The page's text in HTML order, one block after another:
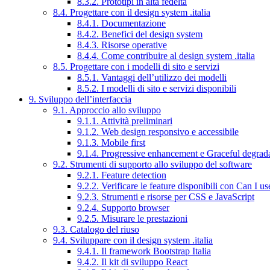
8.4. Progettare con il design system .italia
8.4.1. Documentazione
8.4.2. Benefici del design system
8.4.3. Risorse operative
8.4.4. Come contribuire al design system .italia
8.5. Progettare con i modelli di sito e servizi
8.5.1. Vantaggi dell’utilizzo dei modelli
8.5.2. I modelli di sito e servizi disponibili
9. Sviluppo dell’interfaccia
9.1. Approccio allo sviluppo
9.1.1. Attività preliminari
9.1.2. Web design responsivo e accessibile
9.1.3. Mobile first
9.1.4. Progressive enhancement e Graceful
9.2. Strumenti di supporto allo sviluppo del software
9.2.1. Feature detection
9.2.2. Verificare le feature disponibili con Can I
9.2.3. Strumenti e risorse per CSS e JavaScript
9.2.4. Supporto browser
9.2.5. Misurare le prestazioni
9.3. Catalogo del riuso
9.4. Sviluppare con il design system .italia
9.4.1. Il framework Bootstrap Italia
9.4.2. Il kit di sviluppo React